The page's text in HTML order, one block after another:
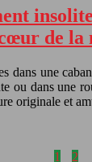
de la
dans une
ou dans une
originale et
1
2